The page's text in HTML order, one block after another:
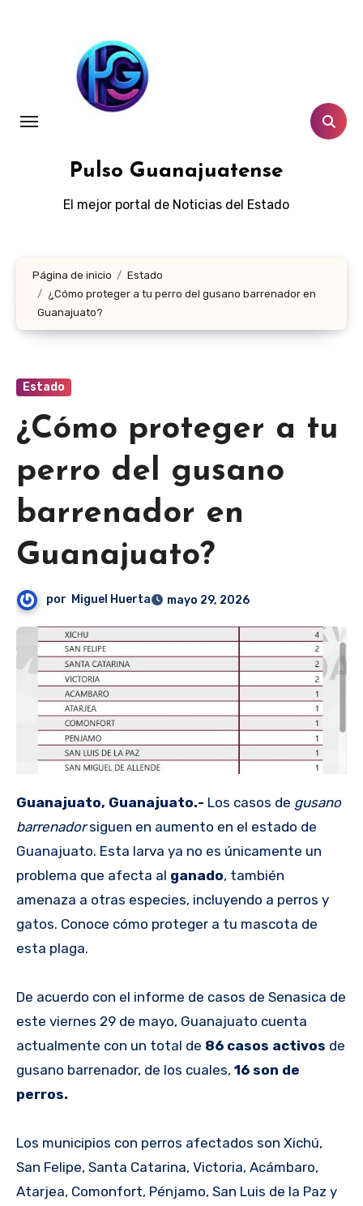
Pulso Guanajuatense
El mejor portal de Noticias del Estado
Página de inicio
Estado
¿Cómo proteger a tu perro del gusano barrenador en
Guanajuato?
Estado
¿Cómo proteger a tu
perro del gusano
barrenador en
Guanajuato?
por Miguel Huerta mayo 29, 2026
Guanajuato, Guanajuato.- Los casos de gusano
barrenadorsiguen en aumento en el estado de
Guanajuato. Esta larva ya no es únicamente un
problema que afecta al ganado, también
amenaza a otras especies, incluyendo a perros y
gatos. Conoce cómo proteger a tu mascota de
esta plaga.
De acuerdo con el informe de casos de Senasica de
este viernes 29 de mayo, Guanajuato cuenta
actualmente con un total de 86 casos activos de
gusano barrenador, de los cuales, 16 son de
perros.
Los municipios con perros afectados son Xichú,
San Felipe, Santa Catarina, Victoria, Acámbaro,
Atarjea, Comonfort, Pénjamo, San Luis de la Paz y